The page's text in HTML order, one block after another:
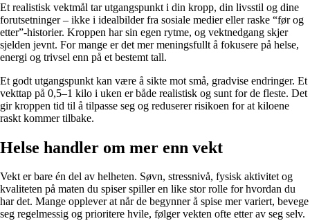
Et realistisk vektmål tar utgangspunkt i din kropp, din livsstil og dine
forutsetninger – ikke i idealbilder fra sosiale medier eller raske “før og
etter”-historier. Kroppen har sin egen rytme, og vektnedgang skjer
sjelden jevnt. For mange er det mer meningsfullt å fokusere på helse,
energi og trivsel enn på et bestemt tall.
Et godt utgangspunkt kan være å sikte mot små, gradvise endringer. Et
vekttap på 0,5–1 kilo i uken er både realistisk og sunt for de fleste. Det
gir kroppen tid til å tilpasse seg og reduserer risikoen for at kiloene
raskt kommer tilbake.
Helse handler om mer enn vekt
Vekt er bare én del av helheten. Søvn, stressnivå, fysisk aktivitet og
kvaliteten på maten du spiser spiller en like stor rolle for hvordan du
har det. Mange opplever at når de begynner å spise mer variert, bevege
seg regelmessig og prioritere hvile, følger vekten ofte etter av seg selv.